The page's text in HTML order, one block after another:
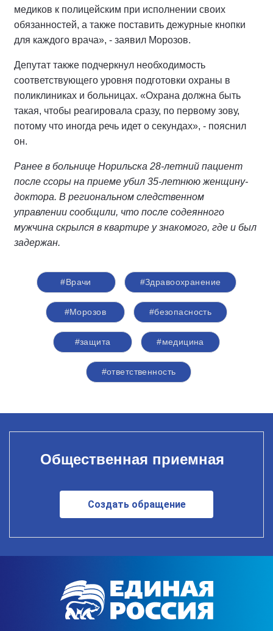
медиков к полицейским при исполнении своих
обязанностей, а также поставить дежурные кнопки
для каждого врача», - заявил Морозов.
Депутат также подчеркнул необходимость
соответствующего уровня подготовки охраны в
поликлиниках и больницах. «Охрана должна быть
такая, чтобы реагировала сразу, по первому зову,
потому что иногда речь идет о секундах», - пояснил
он.
Ранее в больнице Норильска 28-летний пациент
после ссоры на приеме убил 35-летнюю женщину-
доктора. В региональном следственном
управлении сообщили, что после содеянного
мужчина скрылся в квартире у знакомого, где и был
задержан.
#Врачи #Здравоохранение
#Морозов #безопасность
#защита #медицина
#ответственность
Общественная приемная
Создать обращение